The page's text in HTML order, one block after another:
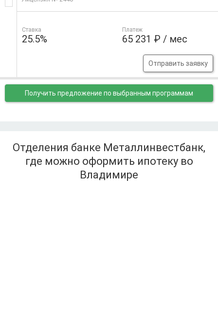
Ставка
25.5%
Платеж
65 231 ₽ / мес
Отправить заявку
Получить предложение по выбранным программам
Отделения банке Металлинвестбанк,
где можно оформить ипотеку во
Владимире